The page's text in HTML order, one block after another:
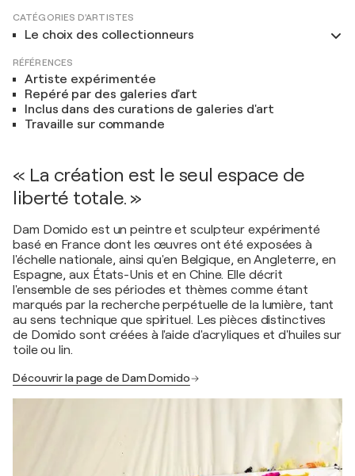
CATÉGORIES D'ARTISTES
Le choix des collectionneurs
RÉFÉRENCES
Artiste expérimentée
Repéré par des galeries d'art
Inclus dans des curations de galeries d'art
Travaille sur commande
« La création est le seul espace de
liberté totale. »
Dam Domido est un peintre et sculpteur expérimenté
basé en France dont les œuvres ont été exposées à
l'échelle nationale, ainsi qu'en Belgique, en Angleterre, en
Espagne, aux États-Unis et en Chine. Elle décrit
l'ensemble de ses périodes et thèmes comme étant
marqués par la recherche perpétuelle de la lumière, tant
au sens technique que spirituel. Les pièces distinctives
de Domido sont créées à l'aide d'acryliques et d'huiles sur
toile ou lin.
Découvrir la page de Dam Domido